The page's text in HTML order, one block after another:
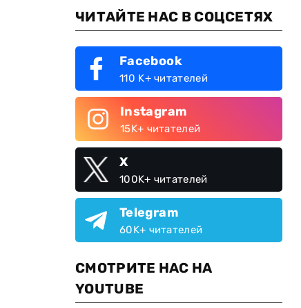
ЧИТАЙТЕ НАС В СОЦСЕТЯХ
Facebook
110 K+ читателей
Instagram
15K+ читателей
X
100K+ читателей
Telegram
60K+ читателей
СМОТРИТЕ НАС НА
YOUTUBE